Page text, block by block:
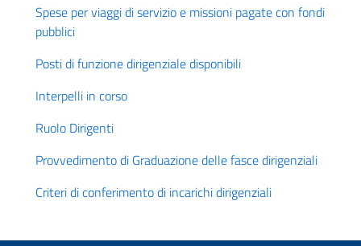
Spese per viaggi di servizio e missioni pagate con fondi
pubblici
Posti di funzione dirigenziale disponibili
Interpelli in corso
Ruolo Dirigenti
Provvedimento di Graduazione delle fasce dirigenziali
Criteri di conferimento di incarichi dirigenziali